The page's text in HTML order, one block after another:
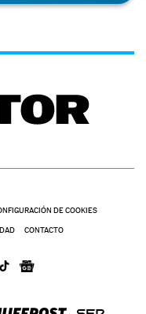
DE COOKIES
CONTACTO